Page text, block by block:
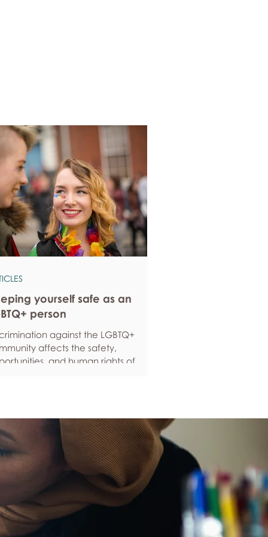
yourself safe as an
person
against the LGBTQ+
affects the safety,
and human rights of
your rights isn’t just about
safe - it’s also about feeling like
matter, and having control over
own life. Make sure you know your
rights in all sorts of situations – from
housin